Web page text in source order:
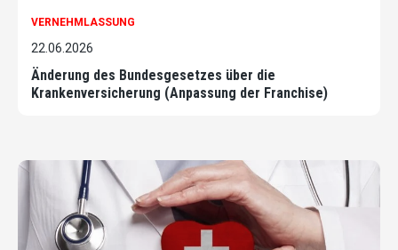
VERNEHMLASSUNG
22.06.2026
Änderung des Bundesgesetzes über die
Krankenversicherung (Anpassung der Franchise)